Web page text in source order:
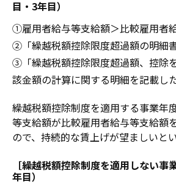
目・3年目）
①雇用者給与等支給額＞比較雇用者
②「繰越税額控除限度超過額の明細
③「繰越税額控除限度超過額、控除
該金額の計算に関する明細を記載し
繰越税額控除制度を適用する事業年
等支給額が比較雇用者給与等支給額
ので、持続的な賃上げが望ましいとい
［繰越税額控除制度を適用しない事
年目）